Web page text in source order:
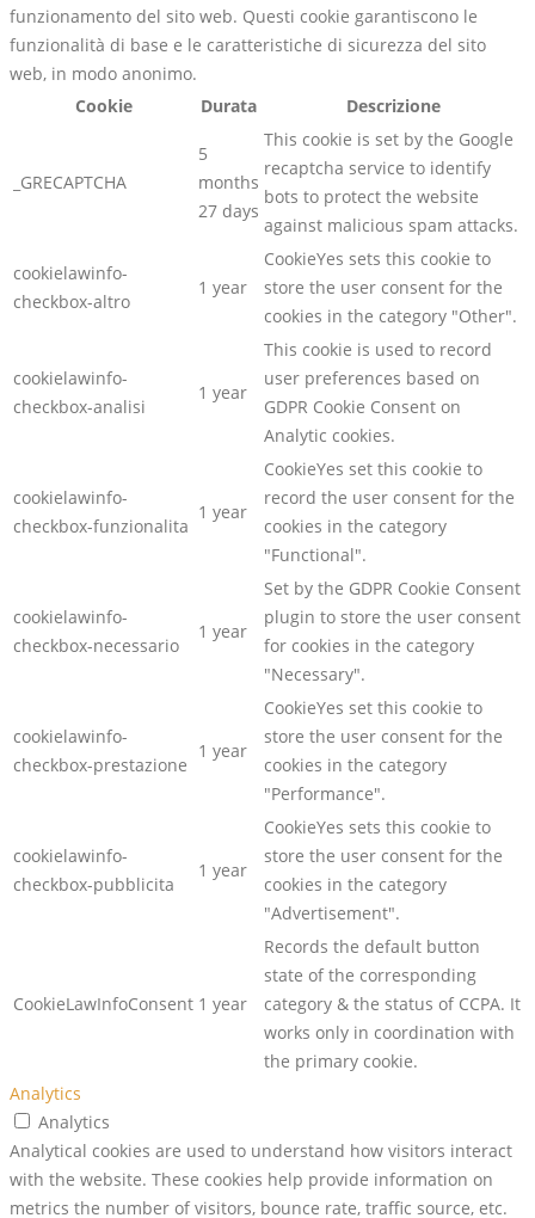
funzionamento del sito web. Questi cookie garantiscono le
funzionalità di base e le caratteristiche di sicurezza del sito
web, in modo anonimo.
Cookie
Durata Descrizione
_GRECAPTCHA
5
months
27 days
This cookie is set by the Google
recaptcha service to identify
bots to protect the website
against malicious spam attacks.
cookielawinfo-
checkbox-altro
1 year
CookieYes sets this cookie to
store the user consent for the
cookies in the category "Other".
cookielawinfo-
checkbox-analisi
1 year
This cookie is used to record
user preferences based on
GDPR Cookie Consent on
Analytic cookies.
cookielawinfo-
checkbox-funzionalita
1 year
CookieYes set this cookie to
record the user consent for the
cookies in the category
"Functional".
cookielawinfo-
checkbox-necessario
1 year
Set by the GDPR Cookie Consent
plugin to store the user consent
for cookies in the category
"Necessary".
cookielawinfo-
checkbox-prestazione
1 year
CookieYes set this cookie to
store the user consent for the
cookies in the category
"Performance".
cookielawinfo-
checkbox-pubblicita
1 year
CookieYes sets this cookie to
store the user consent for the
cookies in the category
"Advertisement".
CookieLawInfoConsent 1 year
Records the default button
state of the corresponding
category & the status of CCPA. It
works only in coordination with
the primary cookie.
Analytics
Analytics
Analytical cookies are used to understand how visitors interact
with the website. These cookies help provide information on
metrics the number of visitors, bounce rate, traffic source, etc.